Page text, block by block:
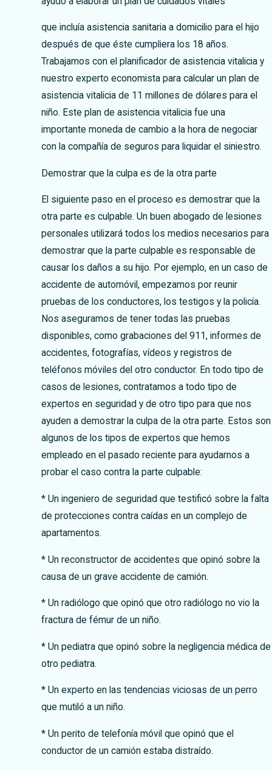
que incluía asistencia sanitaria a domicilio para el hijo
después de que éste cumpliera los 18 años.
Trabajamos con el planificador de asistencia vitalicia y
nuestro experto economista para calcular un plan de
asistencia vitalicia de 11 millones de dólares para el
niño. Este plan de asistencia vitalicia fue una
importante moneda de cambio a la hora de negociar
con la compañía de seguros para liquidar el siniestro.
Demostrar que la culpa es de la otra parte
El siguiente paso en el proceso es demostrar que la
otra parte es culpable. Un buen abogado de lesiones
personales utilizará todos los medios necesarios para
demostrar que la parte culpable es responsable de
causar los daños a su hijo. Por ejemplo, en un caso de
accidente de automóvil, empezamos por reunir
pruebas de los conductores, los testigos y la policía.
Nos aseguramos de tener todas las pruebas
disponibles, como grabaciones del 911, informes de
accidentes, fotografías, vídeos y registros de
teléfonos móviles del otro conductor. En todo tipo de
casos de lesiones, contratamos a todo tipo de
expertos en seguridad y de otro tipo para que nos
ayuden a demostrar la culpa de la otra parte. Estos son
algunos de los tipos de expertos que hemos
empleado en el pasado reciente para ayudarnos a
probar el caso contra la parte culpable:
* Un ingeniero de seguridad que testificó sobre la falta
de protecciones contra caídas en un complejo de
apartamentos.
* Un reconstructor de accidentes que opinó sobre la
causa de un grave accidente de camión.
* Un radiólogo que opinó que otro radiólogo no vio la
fractura de fémur de un niño.
* Un pediatra que opinó sobre la negligencia médica de
otro pediatra.
* Un experto en las tendencias viciosas de un perro
que mutiló a un niño.
* Un perito de telefonía móvil que opinó que el
conductor de un camión estaba distraído.